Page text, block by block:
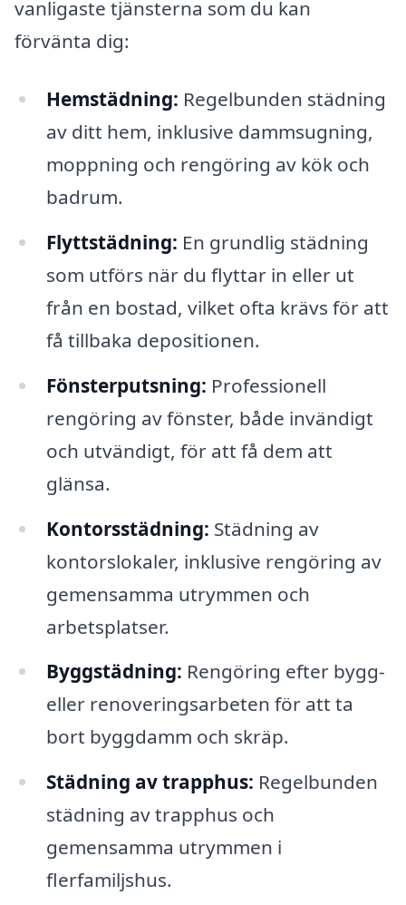
vanligaste tjänsterna som du kan
förvänta dig:
Hemstädning: Regelbunden städning
av ditt hem, inklusive dammsugning,
moppning och rengöring av kök och
badrum.
Flyttstädning: En grundlig städning
som utförs när du flyttar in eller ut
från en bostad, vilket ofta krävs för att
få tillbaka depositionen.
Fönsterputsning: Professionell
rengöring av fönster, både invändigt
och utvändigt, för att få dem att
glänsa.
Kontorsstädning: Städning av
kontorslokaler, inklusive rengöring av
gemensamma utrymmen och
arbetsplatser.
Byggstädning: Rengöring efter bygg-
eller renoveringsarbeten för att ta
bort byggdamm och skräp.
Städning av trapphus: Regelbunden
städning av trapphus och
gemensamma utrymmen i
flerfamiljshus.